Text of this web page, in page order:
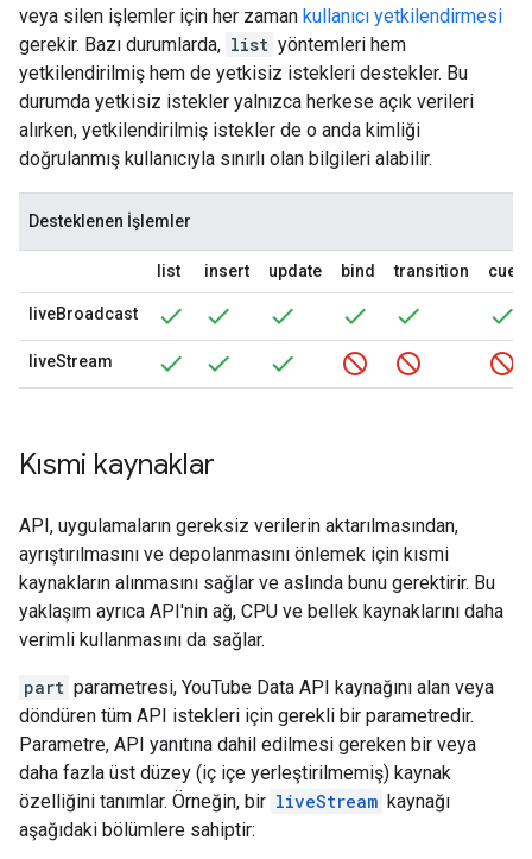
veya silen işlemler için her zaman kullanıcı yetkilendirmesi
gerekir. Bazı durumlarda, list yöntemleri hem
yetkilendirilmiş hem de yetkisiz istekleri destekler. Bu
durumda yetkisiz istekler yalnızca herkese açık verileri
alırken, yetkilendirilmiş istekler de o anda kimliği
doğrulanmış kullanıcıyla sınırlı olan bilgileri alabilir.
Desteklenen İşlemler
list insert update bind transition
liveBroadcast
liveStream
Kısmi kaynaklar
API, uygulamaların gereksiz verilerin aktarılmasından,
ayrıştırılmasını ve depolanmasını önlemek için kısmi
kaynakların alınmasını sağlar ve aslında bunu gerektirir. Bu
yaklaşım ayrıca API'nin ağ, CPU ve bellek kaynaklarını daha
verimli kullanmasını da sağlar.
part parametresi, YouTube Data API kaynağını alan veya
döndüren tüm API istekleri için gerekli bir parametredir.
Parametre, API yanıtına dahil edilmesi gereken bir veya
daha fazla üst düzey (iç içe yerleştirilmemiş) kaynak
özelliğini tanımlar. Örneğin, bir liveStream kaynağı
aşağıdaki bölümlere sahiptir: